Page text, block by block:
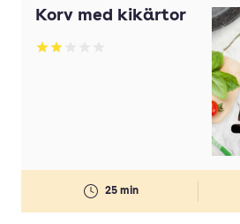
Korv med kikärtor
Betyg: 2 av 5
25 min